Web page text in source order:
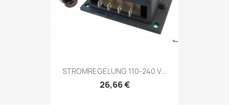
STROMREGELUNG 110-240 V...
26,66 €